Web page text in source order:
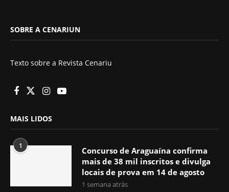
SOBRE A CENARIUN
Texto sobre a Revista Cenariu
MAIS LIDOS
1
Concurso de Araguaína confirma
mais de 38 mil inscritos e divulga
locais de prova em 14 de agosto
1 semana atrás